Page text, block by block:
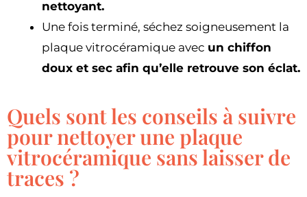
nettoyant.
Une fois terminé, séchez soigneusement la
plaque vitrocéramique avec un chiffon
doux et sec afin qu’elle retrouve son éclat.
Quels sont les conseils à suivre
pour nettoyer une plaque
vitrocéramique sans laisser de
traces ?